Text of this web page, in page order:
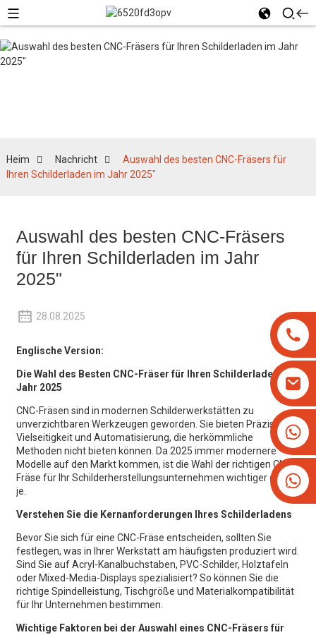
+8613825779334
+16266628193
Heim Nachricht
Auswahl des besten CNC-Fräsers für
Ihren Schilderladen im Jahr 2025"
Auswahl des besten CNC-Fräsers
für Ihren Schilderladen im Jahr
2025"
28.08.2025
Englische Version:
Die Wahl des Besten CNC-Fräser für Ihren Schilderladen im
Jahr 2025
CNC-Fräsen sind in modernen Schilderwerkstätten zu
unverzichtbaren Werkzeugen geworden. Sie bieten Präzision,
Vielseitigkeit und Automatisierung, die herkömmliche
Methoden nicht bieten können. Da 2025 immer modernere
Modelle auf den Markt kommen, ist die Wahl der richtigen CNC-
Fräse für Ihr Schilderherstellungsunternehmen wichtiger denn
je.
Verstehen Sie die Kernanforderungen Ihres Schilderladens
Bevor Sie sich für eine CNC-Fräse entscheiden, sollten Sie
festlegen, was in Ihrer Werkstatt am häufigsten produziert wird.
Sind Sie auf Acryl-Kanalbuchstaben, PVC-Schilder, Holztafeln
oder Mixed-Media-Displays spezialisiert? So können Sie die
richtige Spindelleistung, Tischgröße und Materialkompatibilität
für Ihr Unternehmen bestimmen.
Wichtige Faktoren bei der Auswahl eines CNC-Fräsers für